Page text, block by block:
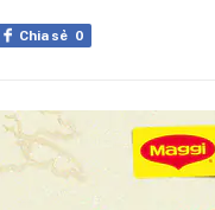
Chia sẻ 0